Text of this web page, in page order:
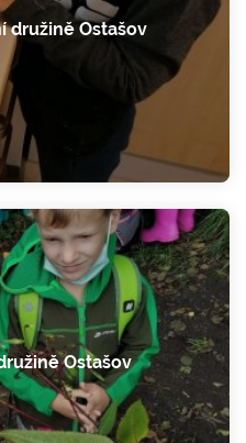
družině Ostašov
Ostašov